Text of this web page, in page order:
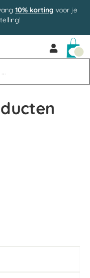
10% korting voor je